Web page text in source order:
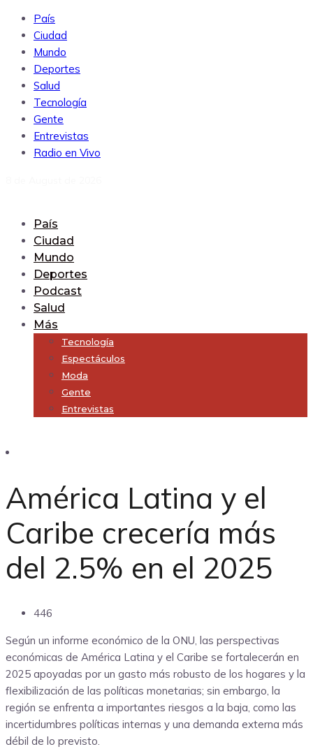
País
Ciudad
Mundo
Deportes
Salud
Tecnología
Gente
Entrevistas
Radio en Vivo
País
Ciudad
Mundo
Deportes
Podcast
Salud
Más
Tecnología
Espectáculos
Moda
Gente
Entrevistas
América Latina y el
Caribe crecería más
del 2.5% en el 2025
446
Según un informe económico de la ONU, las perspectivas
económicas de América Latina y el Caribe se fortalecerán en
2025 apoyadas por un gasto más robusto de los hogares y la
flexibilización de las políticas monetarias; sin embargo, la
región se enfrenta a importantes riesgos a la baja, como las
incertidumbres políticas internas y una demanda externa más
débil de lo previsto.